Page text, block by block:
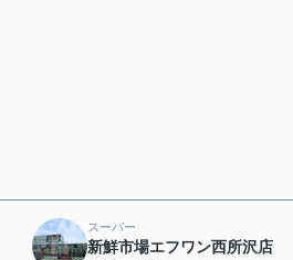
スーパー
新鮮市場エフワン西所沢店